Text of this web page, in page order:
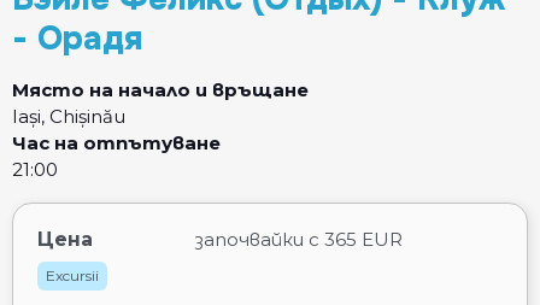
- Орадя
Място на начало и връщане
Iași, Chișinău
Час на отпътуване
21:00
Цена започвайки с365 EUR
Excursii